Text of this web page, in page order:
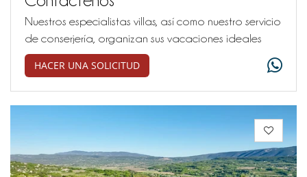
Nuestros especialistas villas, así como nuestro servicio
de conserjería, organizan sus vacaciones ideales
HACER UNA SOLICITUD